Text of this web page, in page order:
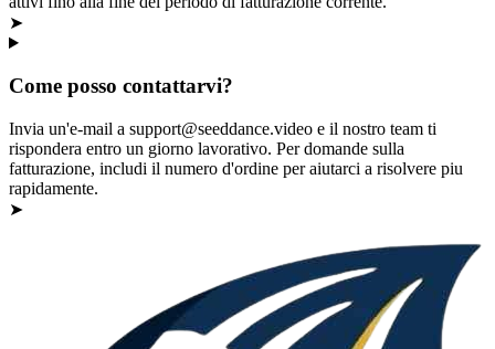
➤
Come posso contattarvi?
Invia un'e-mail a support@seeddance.video e il nostro team ti
rispondera entro un giorno lavorativo. Per domande sulla
fatturazione, includi il numero d'ordine per aiutarci a risolvere piu
rapidamente.
➤